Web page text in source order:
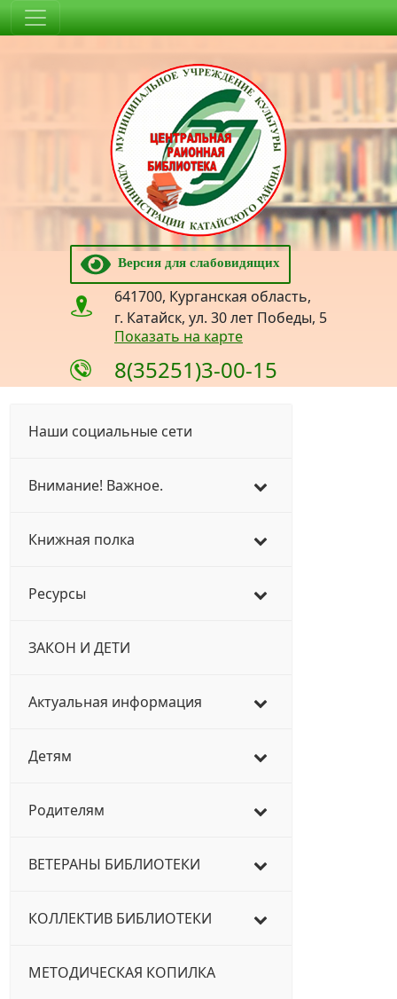
Версия для слабовидящих
641700, Курганская область,
г. Катайск, ул. 30 лет Победы, 5
Показать на карте
8(35251)3-00-15
Наши социальные сети
Внимание! Важное.
Книжная полка
Ресурсы
ЗАКОН И ДЕТИ
Актуальная информация
Детям
Родителям
ВЕТЕРАНЫ БИБЛИОТЕКИ
КОЛЛЕКТИВ БИБЛИОТЕКИ
МЕТОДИЧЕСКАЯ КОПИЛКА